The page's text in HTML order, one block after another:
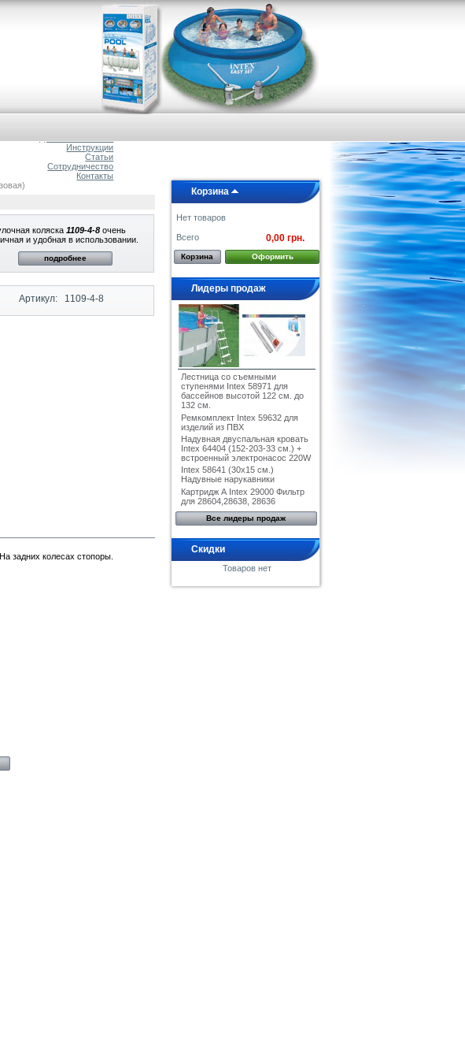
Инструкции
Статьи
Сотрудничество
Контакты
коляска 1109-4-8 очень
и удобная в использовании.
подробнее
Артикул: 1109-4-8
задних колесах стопоры.
Корзина
Нет товаров
Всего 0,00 грн.
Корзина Оформить
Лидеры продаж
Лестница со съемными
ступенями Intex 58971 для
бассейнов высотой 122 см. до
132 см.
Ремкомплект Intex 59632 для
изделий из ПВХ
Надувная двуспальная кровать
Intex 64404 (152-203-33 см.) +
встроенный электронасос 220W
Intex 58641 (30x15 см.)
Надувные нарукавники
Картридж А Intex 29000 Фильтр
для 28604,28638, 28636
Все лидеры продаж
Скидки
Товаров нет